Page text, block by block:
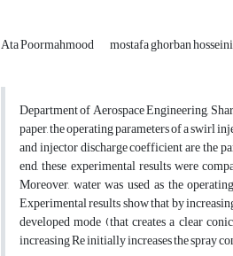
Ata Poormahmood mostafa ghorban hosseini
Department of Aerospace Engineering,
paper, the operating parameters of a swirl
and injector discharge coefficient are the
end, these experimental results were
Moreover, water was used as the
Experimental results show that by
developed mode (that creates a clear
increasing Re initially increases the spray